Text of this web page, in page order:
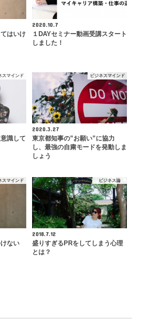
はいけ
2020.10.7
１DAYセミナー動画受講スタート
しました！
スマインド
識して
ビジネスマインド
2020.3.27
東京都知事の”お願い”に協力
し、最強の自粛モードを発動しま
しょう
スマインド
ない
ビジネス論
2018.7.12
盛りすぎるPRをしてしまう心理
とは？